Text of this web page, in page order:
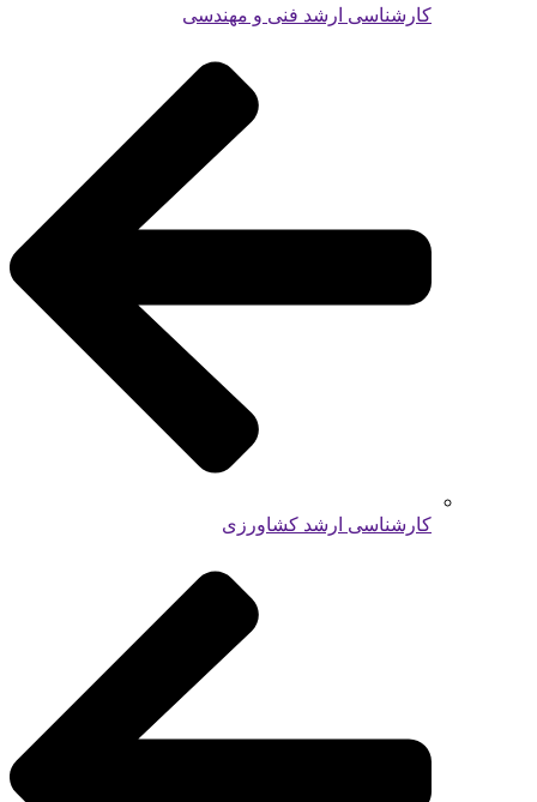
کارشناسی ارشد فنی و مهندسی
کارشناسی ارشد کشاورزی